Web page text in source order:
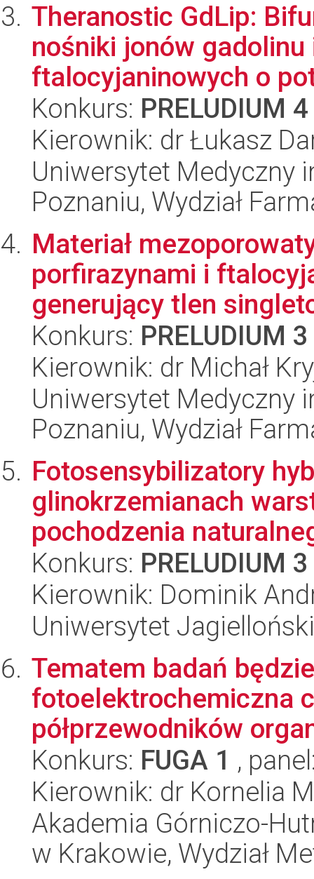
Theranostic GdLip:
nośniki jonów
ftalocyjaninowych o
Konkurs: PRELUDIUM 4
Kierownik: dr Łukasz
Uniwersytet Medyczny
Poznaniu, Wydział
Materiał
porfirazynami i
generujący tlen
Konkurs: PRELUDIUM 3
Kierownik: dr Michał
Uniwersytet Medyczny
Poznaniu, Wydział
Fotosensybilizatory
glinokrzemianach
pochodzenia
Konkurs: PRELUDIUM 3
Kierownik: Dominik
Uniwersytet
Tematem badań
fotoelektrochemiczna
półprzewodników
Konkurs: FUGA 1 ,
Kierownik: dr Kornelia
Akademia Górniczo-
w Krakowie, Wydział